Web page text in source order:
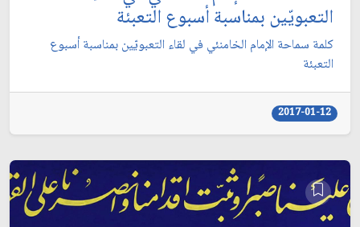
التعبويّين بمناسبة أسبوع التعبئة
كلمة سماحة الإمام الخامنئي في لقاء التعبويّين بمناسبة أسبوع
التعبئة
2017-01-12